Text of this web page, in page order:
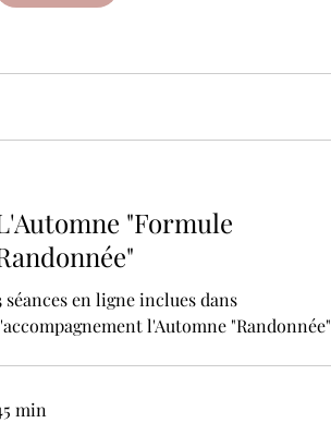
"Formule
séances en ligne inclues dans
l'Automne "Randonnée"
min